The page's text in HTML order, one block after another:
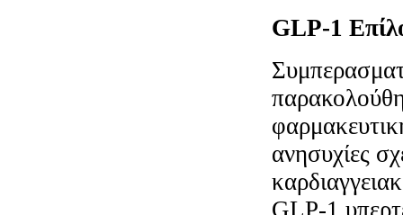
GLP-1
ανησυχίες
GLP-1